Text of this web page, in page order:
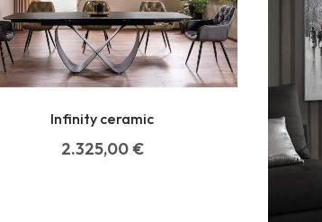
Infinity ceramic
2.325,00€